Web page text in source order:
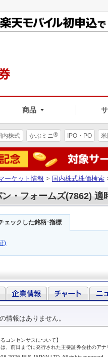
商品
内株式 かぶミニ® IPO・PO
ーケット情報 > 国内株式株価検索
・フォームズ(7862) 適
ェックした銘柄･指標
)